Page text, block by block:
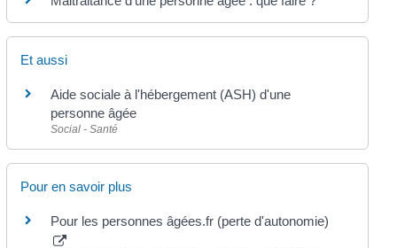
Et aussi
Aide sociale à l'hébergement (ASH) d'une
personne âgée
Social - Santé
Pour en savoir plus
Pour les personnes âgées.fr (perte d'autonomie)